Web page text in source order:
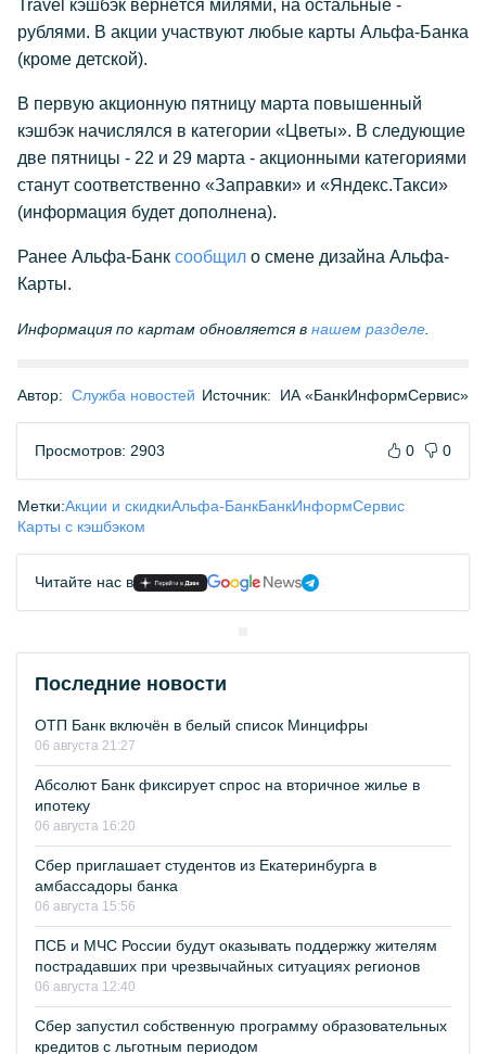
Travel кэшбэк вернётся милями, на остальные -
рублями. В акции участвуют любые карты Альфа-Банка
(кроме детской).
В первую акционную пятницу марта повышенный
кэшбэк начислялся в категории «Цветы». В следующие
две пятницы - 22 и 29 марта - акционными категориями
станут соответственно «Заправки» и «Яндекс.Такси»
(информация будет дополнена).
Ранее Альфа-Банк сообщил о смене дизайна Альфа-
Карты.
Информация по картам обновляется в нашем разделе
Автор: Служба новостей Источник: ИА «БанкИнформСервис»
Просмотров: 2903 0 0
Метки:Акции и скидкиАльфа-БанкБанкИнформСервис
Карты с кэшбэком
Читайте нас в
Последние новости
ОТП Банк включён в белый список Минцифры
06 августа 21:27
Абсолют Банк фиксирует спрос на вторичное жилье в
ипотеку
06 августа 16:20
Сбер приглашает студентов из Екатеринбурга в
амбассадоры банка
06 августа 15:56
ПСБ и МЧС России будут оказывать поддержку жителям
пострадавших при чрезвычайных ситуациях регионов
06 августа 12:40
Сбер запустил собственную программу образовательных
кредитов с льготным периодом